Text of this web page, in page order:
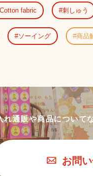
Cotton fabric 刺しゅう
ソーイング 商品
れ通販や商品について
お問